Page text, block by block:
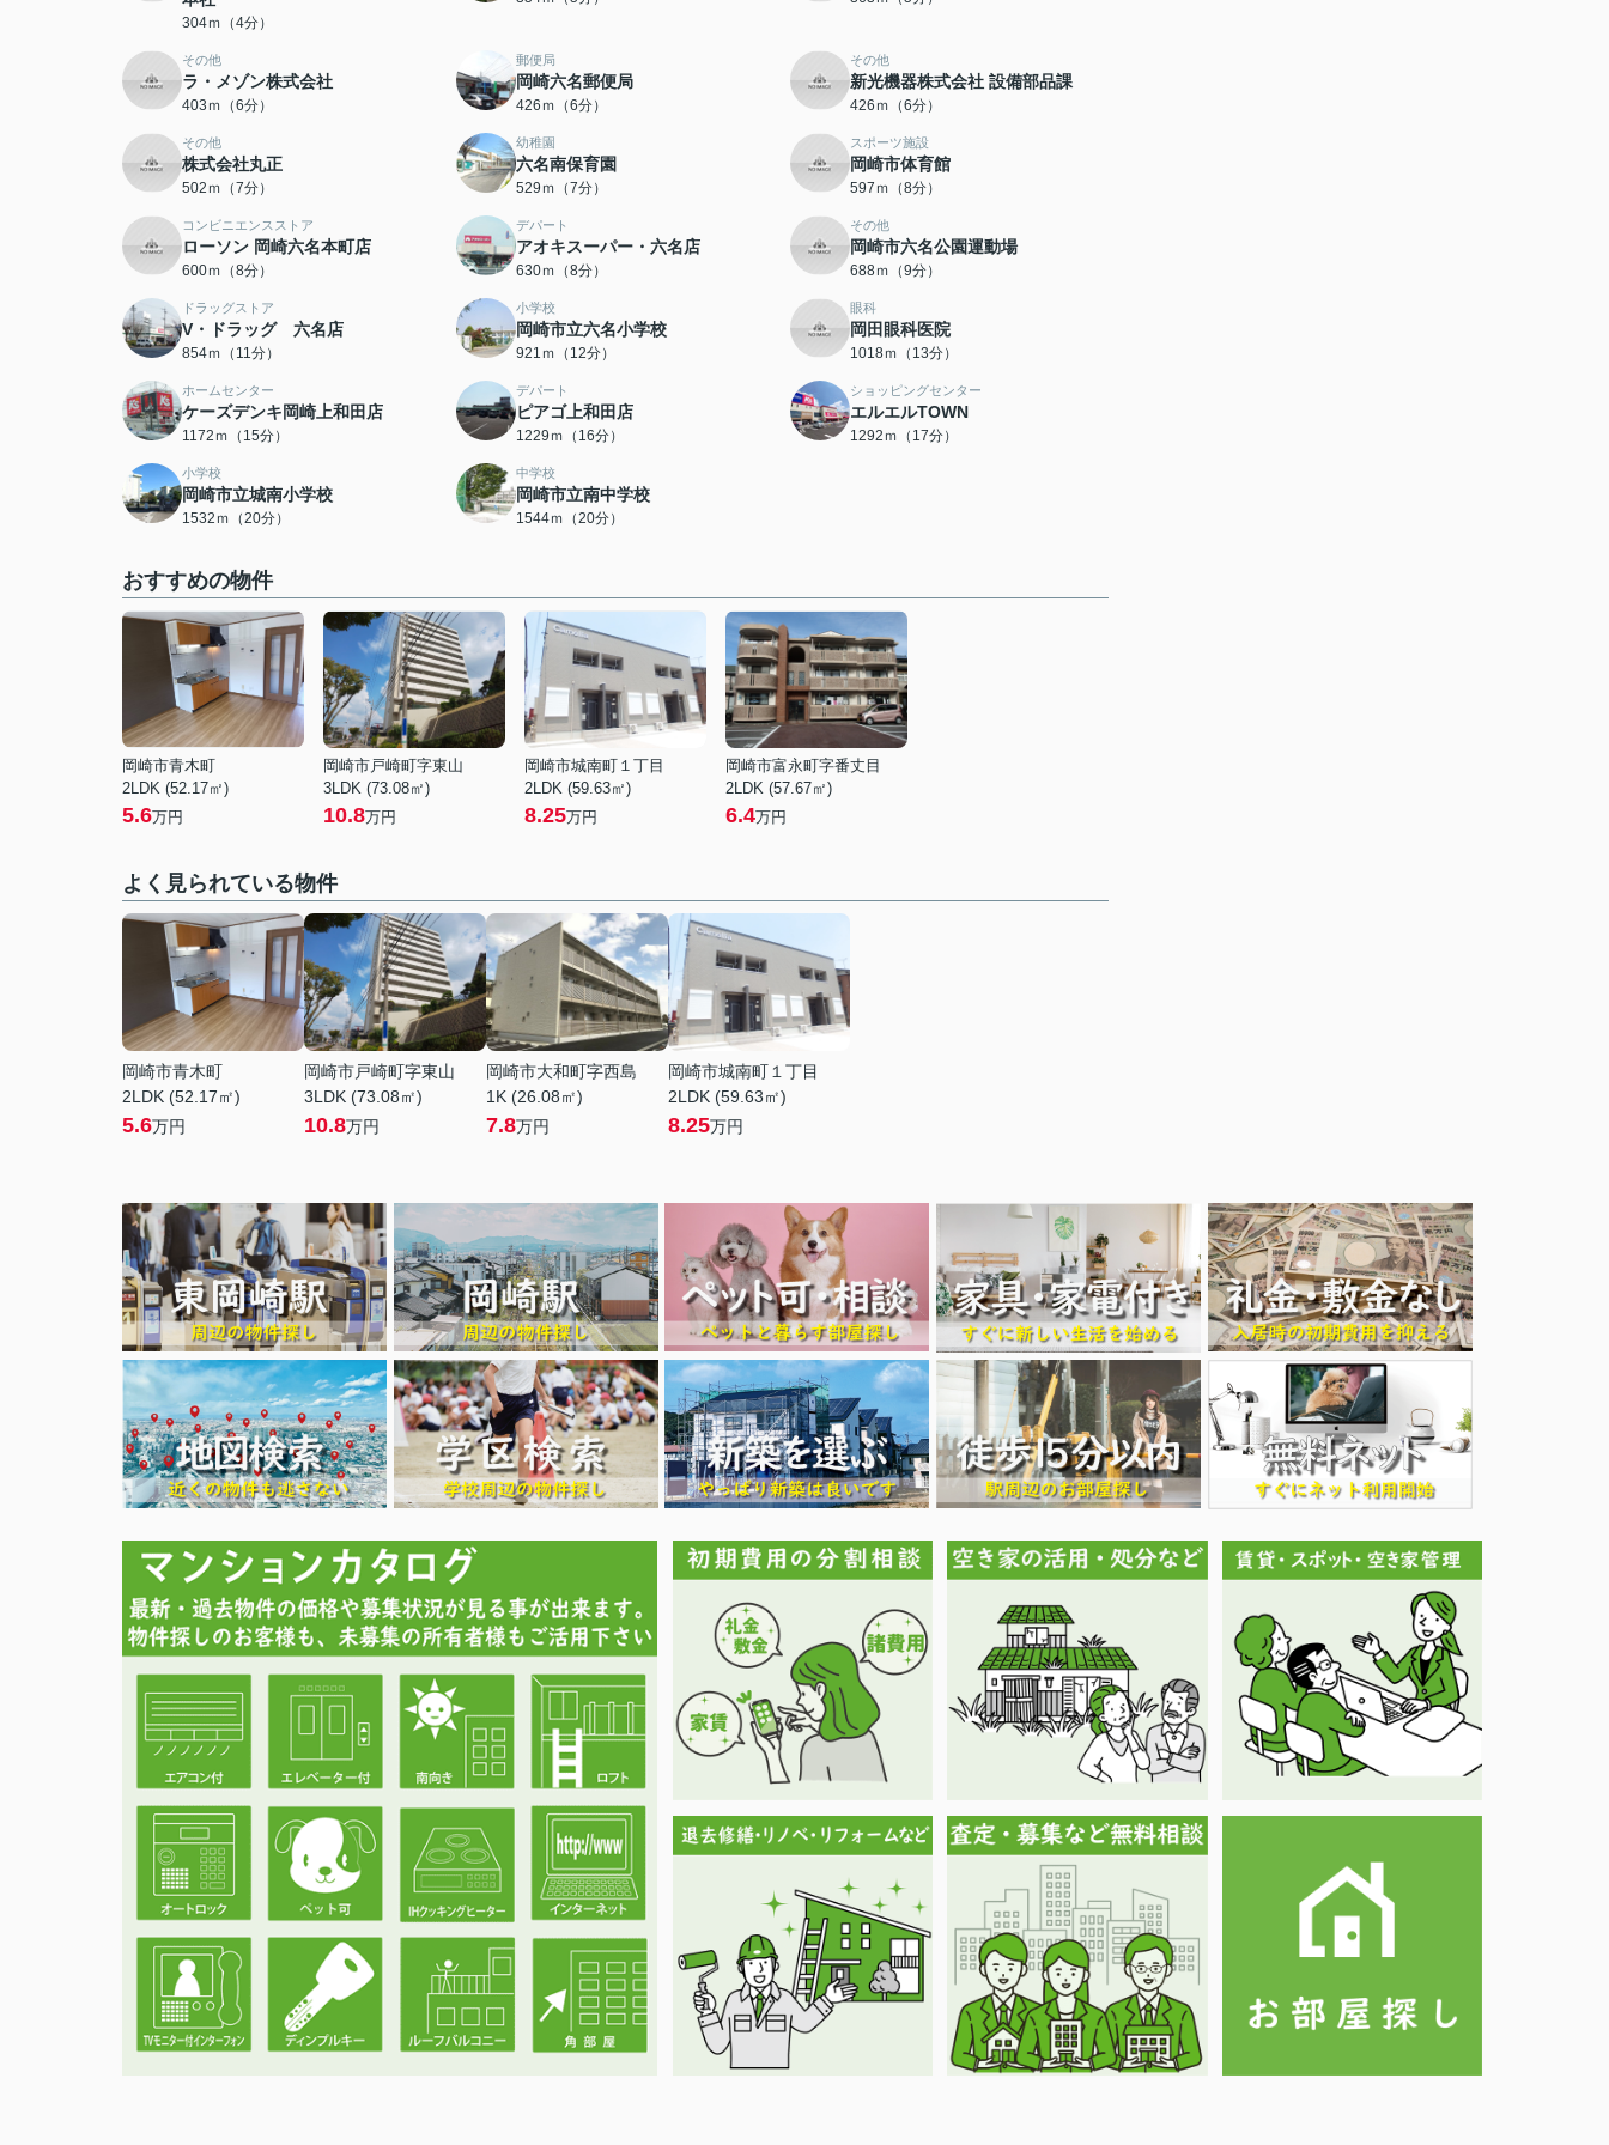
304ｍ（4分）
その他
ラ・メゾン株式会社
403ｍ（6分）
郵便局
岡崎六名郵便局
426ｍ（6分）
その他
新光機器株式会社 設備部品課
426ｍ（6分）
その他
株式会社丸正
502ｍ（7分）
幼稚園
六名南保育園
529ｍ（7分）
スポーツ施設
岡崎市体育館
597ｍ（8分）
コンビニエンスストア
ローソン 岡崎六名本町店
600ｍ（8分）
デパート
アオキスーパー・六名店
630ｍ（8分）
その他
岡崎市六名公園運動場
688ｍ（9分）
ドラッグストア
V・ドラッグ 六名店
854ｍ（11分）
小学校
岡崎市立六名小学校
921ｍ（12分）
眼科
岡田眼科医院
1018ｍ（13分）
ホームセンター
ケーズデンキ岡崎上和田店
1172ｍ（15分）
デパート
ピアゴ上和田店
1229ｍ（16分）
ショッピングセンター
エルエルTOWN
1292ｍ（17分）
小学校
岡崎市立城南小学校
1532ｍ（20分）
中学校
岡崎市立南中学校
1544ｍ（20分）
おすすめの物件
岡崎市青木町
2LDK (52.17㎡)
5.6万円
岡崎市戸崎町字東山
3LDK (73.08㎡)
10.8万円
岡崎市城南町１丁目
2LDK (59.63㎡)
8.25万円
岡崎市富永町字番丈目
2LDK (57.67㎡)
6.4万円
よく見られている物件
岡崎市青木町
2LDK (52.17㎡)
5.6万円
岡崎市戸崎町字東山
3LDK (73.08㎡)
10.8万円
岡崎市大和町字西島
1K (26.08㎡)
7.8万円
岡崎市城南町１丁目
2LDK (59.63㎡)
8.25万円